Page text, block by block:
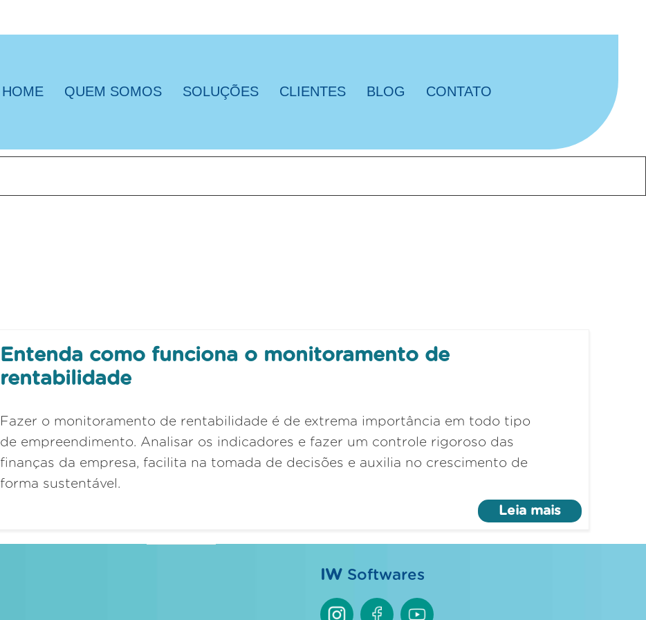
HOME QUEM SOMOS SOLUÇÕES CLIENTES BLOG CONTATO
Entenda como funciona o monitoramento de
rentabilidade
Fazer o monitoramento de rentabilidade é de extrema importância em todo tipo
de empreendimento. Analisar os indicadores e fazer um controle rigoroso das
finanças da empresa, facilita na tomada de decisões e auxilia no crescimento de
forma sustentável.
Leia mais
IWSoftwares